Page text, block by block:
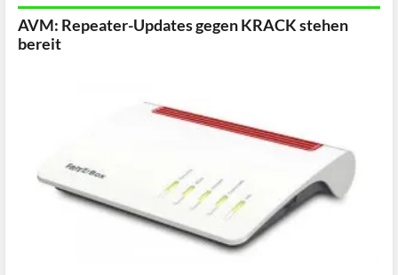
AVM: Repeater-Updates gegen KRACK stehen
bereit